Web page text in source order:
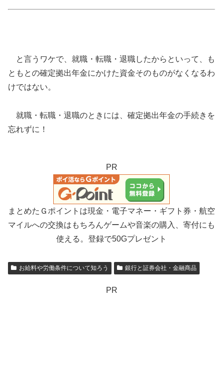
と言うワケで、就職・転職・退職したからといって、も
ともとの確定拠出年金にかけた資金そのものがなくなるわ
けではない。
就職・転職・退職のときには、確定拠出年金の手続きを
忘れずに！
PR
まとめたＧポイントは現金・電子マネー・ギフト券・航空
マイルへの交換はもちろんゲームや音楽の購入、寄付にも
使える。登録で50Gプレゼント
お給料や労働条件について知ろう 銀行と証券会社・金融商品
PR